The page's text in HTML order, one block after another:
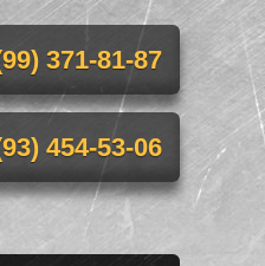
371-81-87
454-53-06